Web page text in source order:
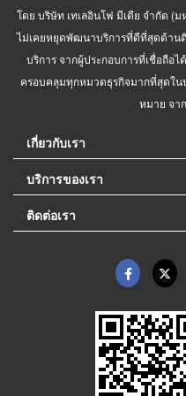
โดย บริษัท เทเลอินโฟ มีเดีย จำกัด (
ไม่เคยหยุดพัฒนาบริการที่ดีที่สุดด้าน
บริการ จากผู้ประกอบการที่เชื่อถือ
ครอบคลุมทุกหมวดธุรกิจมากที่สุดใน
หมาย จา
เกี่ยวกับเรา
บริการของเรา
ติดต่อเรา